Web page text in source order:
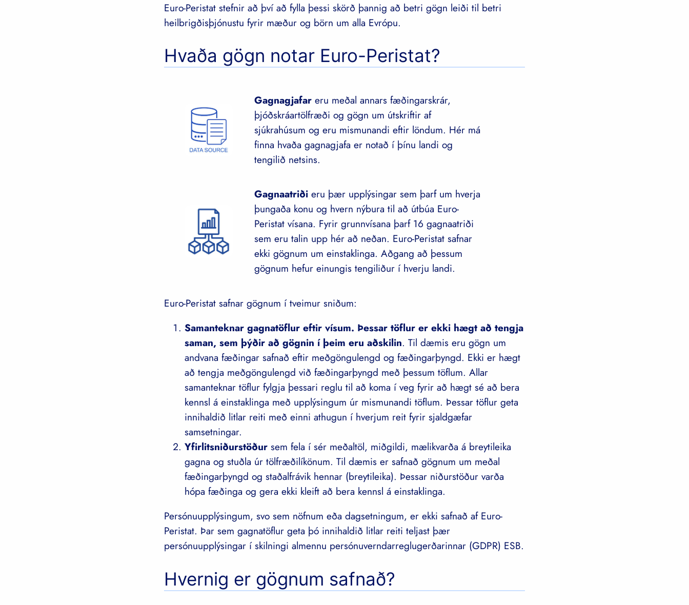
Euro-Peristat stefnir að því að fylla þessi skörð þannig að betri gögn leiði til betri
heilbrigðisþjónustu fyrir mæður og börn um alla Evrópu.
Hvaða gögn notar Euro-Peristat?
Gagnagjafareru meðal annars fæðingarskrár,
þjóðskráartölfræði og gögn um útskriftir af
sjúkrahúsum og eru mismunandi eftir löndum. Hér má
finna hvaða gagnagjafa er notað í þínu landi og
tengilið netsins.
Gagnaatriðieru þær upplýsingar sem þarf um hverja
þungaða konu og hvern nýbura til að útbúa Euro-
Peristat vísana. Fyrir grunnvísana þarf 16 gagnaatriði
sem eru talin upp hér að neðan. Euro-Peristat safnar
ekki gögnum um einstaklinga. Aðgang að þessum
gögnum hefur einungis tengiliður í hverju landi.
Euro-Peristat safnar gögnum í tveimur sniðum:
Samanteknar gagnatöflur eftir vísum. Þessar töflur er ekki hægt að tengja
saman, sem þýðir að gögnin í þeim eru aðskilin. Til dæmis eru gögn um
andvana fæðingar safnað eftir meðgöngulengd og fæðingarþyngd. Ekki er hægt
að tengja meðgöngulengd við fæðingarþyngd með þessum töflum. Allar
samanteknar töflur fylgja þessari reglu til að koma í veg fyrir að hægt sé að bera
kennsl á einstaklinga með upplýsingum úr mismunandi töflum. Þessar töflur geta
innihaldið litlar reiti með einni athugun í hverjum reit fyrir sjaldgæfar
samsetningar.
Yfirlitsniðurstöður sem fela í sér meðaltöl, miðgildi, mælikvarða á breytileika
gagna og stuðla úr tölfræðilíkönum. Til dæmis er safnað gögnum um meðal
fæðingarþyngd og staðalfrávik hennar (breytileika). Þessar niðurstöður varða
hópa fæðinga og gera ekki kleift að bera kennsl á einstaklinga.
Persónuupplýsingum, svo sem nöfnum eða dagsetningum, er ekki safnað af Euro-
Peristat. Þar sem gagnatöflur geta þó innihaldið litlar reiti teljast þær
persónuupplýsingar í skilningi almennu persónuverndarreglugerðarinnar (GDPR) ESB.
Hvernig er gögnum safnað?